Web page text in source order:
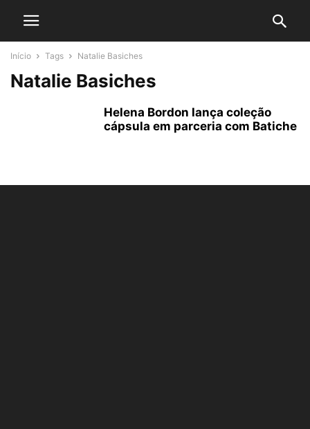
Início Tags Natalie Basiches
Natalie Basiches
Helena Bordon lança coleção
cápsula em parceria com Batiche